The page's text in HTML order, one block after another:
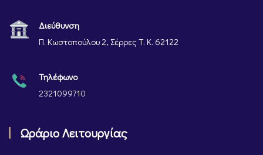
Διεύθυνση
Π. Κωστοπούλου 2, Σέρρες Τ. Κ. 62122
Τηλέφωνο
2321099710
Ωράριο Λειτουργίας